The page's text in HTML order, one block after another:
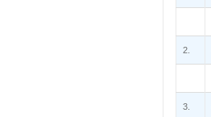
2.
3.